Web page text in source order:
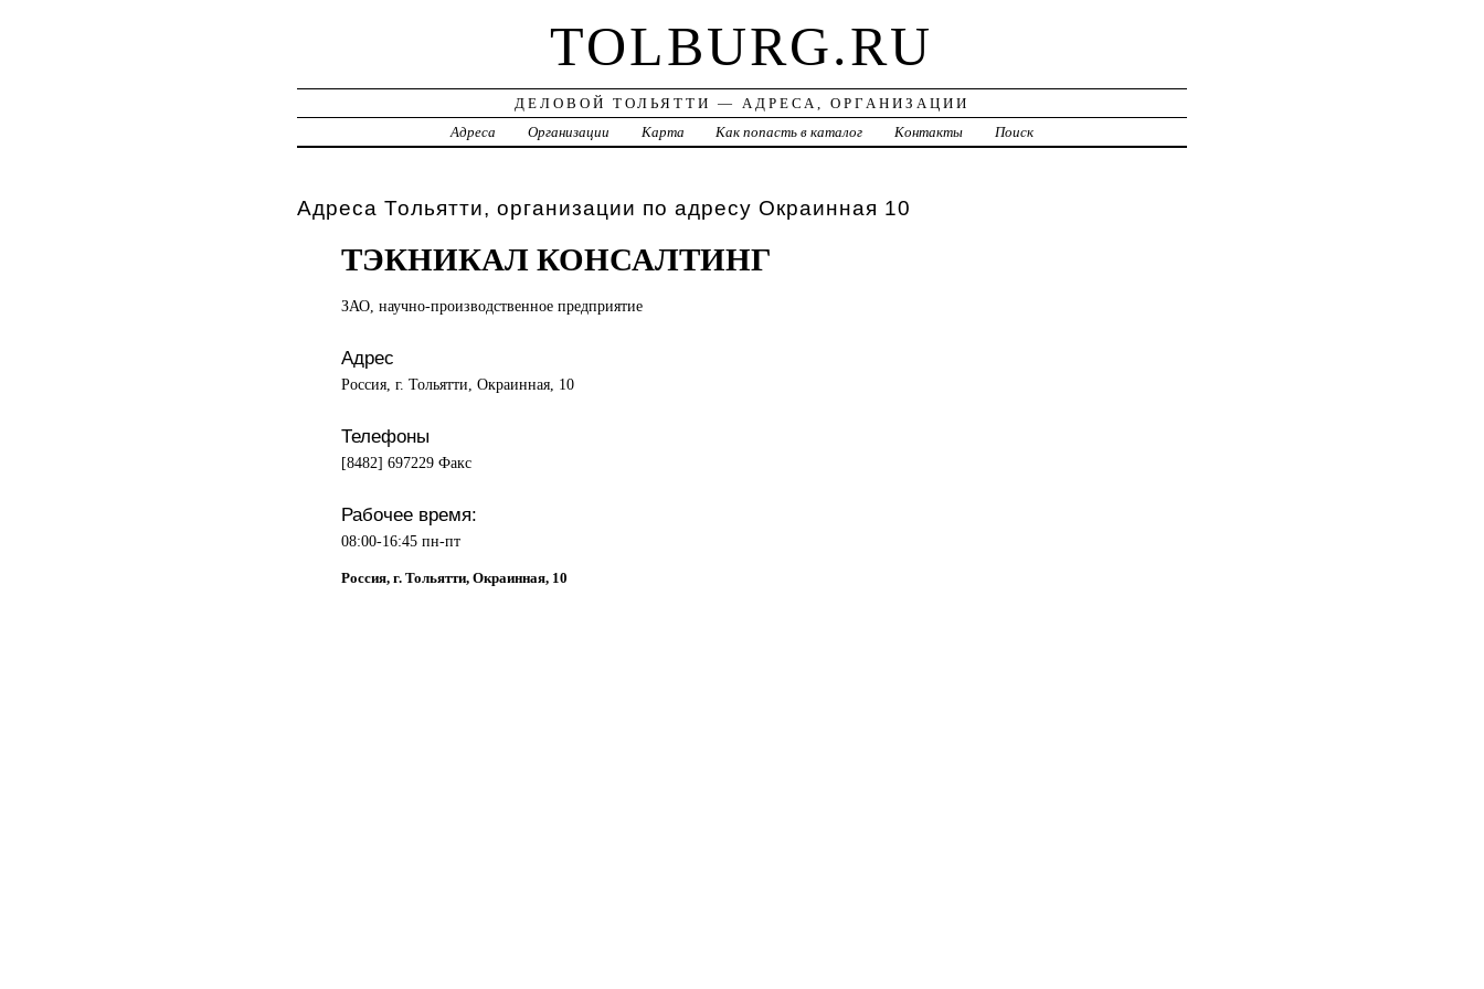
TOLBURG.RU
ДЕЛОВОЙ ТОЛЬЯТТИ — АДРЕСА, ОРГАНИЗАЦИИ
Адреса
Организации Карта Как попасть в каталог Контакты Поиск
Адреса Тольятти, организации по адресу Окраинная 10
ТЭКНИКАЛ КОНСАЛТИНГ
ЗАО, научно-производственное предприятие
Адрес
Россия, г. Тольятти, Окраинная, 10
Телефоны
[8482] 697229 Факс
Рабочее время:
08:00-16:45 пн-пт
Россия, г. Тольятти, Окраинная, 10